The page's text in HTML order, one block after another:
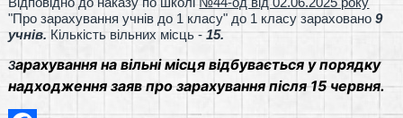
"Про зарахування учнів до 1 класу" до 1 класу зараховано9
учнів. Кількість вільних місць -15.
Зарахування на вільні місця відбувається у порядку
надходження заяв про зарахування після 15 червня.